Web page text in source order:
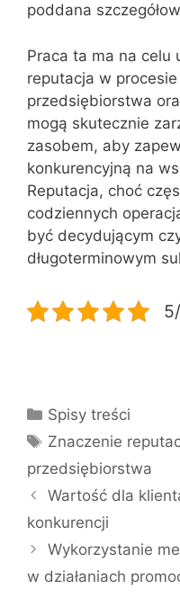
poddana
Praca ta ma na celu
reputacja w
przedsiębiorstwa
mogą skutecznie
zasobem, aby
konkurencyjną na
Reputacja, choć
codziennych
być decydującym
długoterminowym
Kategorie
Spisy treści
Tagi
Znaczenie
przedsiębiorstwa
Wartość dla
konkurencji
Wykorzystanie
w działaniach